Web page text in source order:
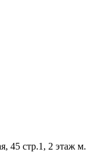
45 стр.1, 2 этаж м.